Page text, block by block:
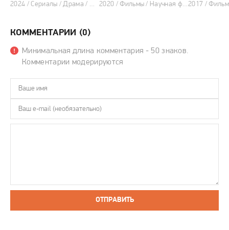
2024 / Сериалы / Драма / Мелодрама / 2024 2020 / Фильмы / Научная фантастика / Боевик / Комедия
КОММЕНТАРИИ (0)
Минимальная длина комментария - 50 знаков.
Комментарии модерируются
ОТПРАВИТЬ